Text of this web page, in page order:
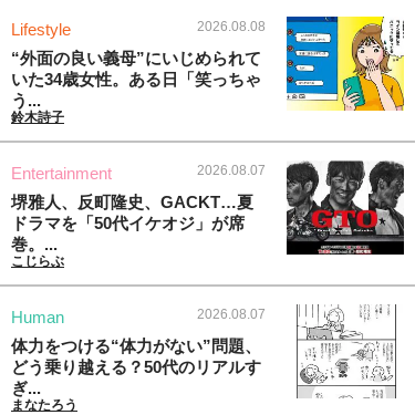
Lifestyle 2026.08.08
“外面の良い義母”にいじめられて
いた34歳女性。ある日「笑っちゃ
う...
鈴木詩子
Entertainment 2026.08.07
堺雅人、反町隆史、GACKT…夏
ドラマを「50代イケオジ」が席
巻。...
こじらぶ
Human 2026.08.07
体力をつける“体力がない”問題、
どう乗り越える？50代のリアルす
ぎ...
まなたろう